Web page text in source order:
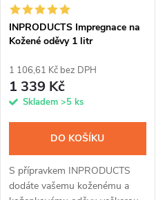
INPRODUCTS Impregnace na
Kožené oděvy 1 litr
1 106,61 Kč bez DPH
1 339 Kč
Skladem >5 ks
DO KOŠÍKU
S přípravkem INPRODUCTS
dodáte vašemu koženému a